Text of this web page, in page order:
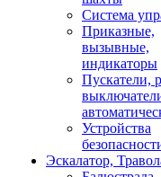
Система
Приказные,
вызывные,
индикаторы
Пускатели,
Устройства
Эскалатор,